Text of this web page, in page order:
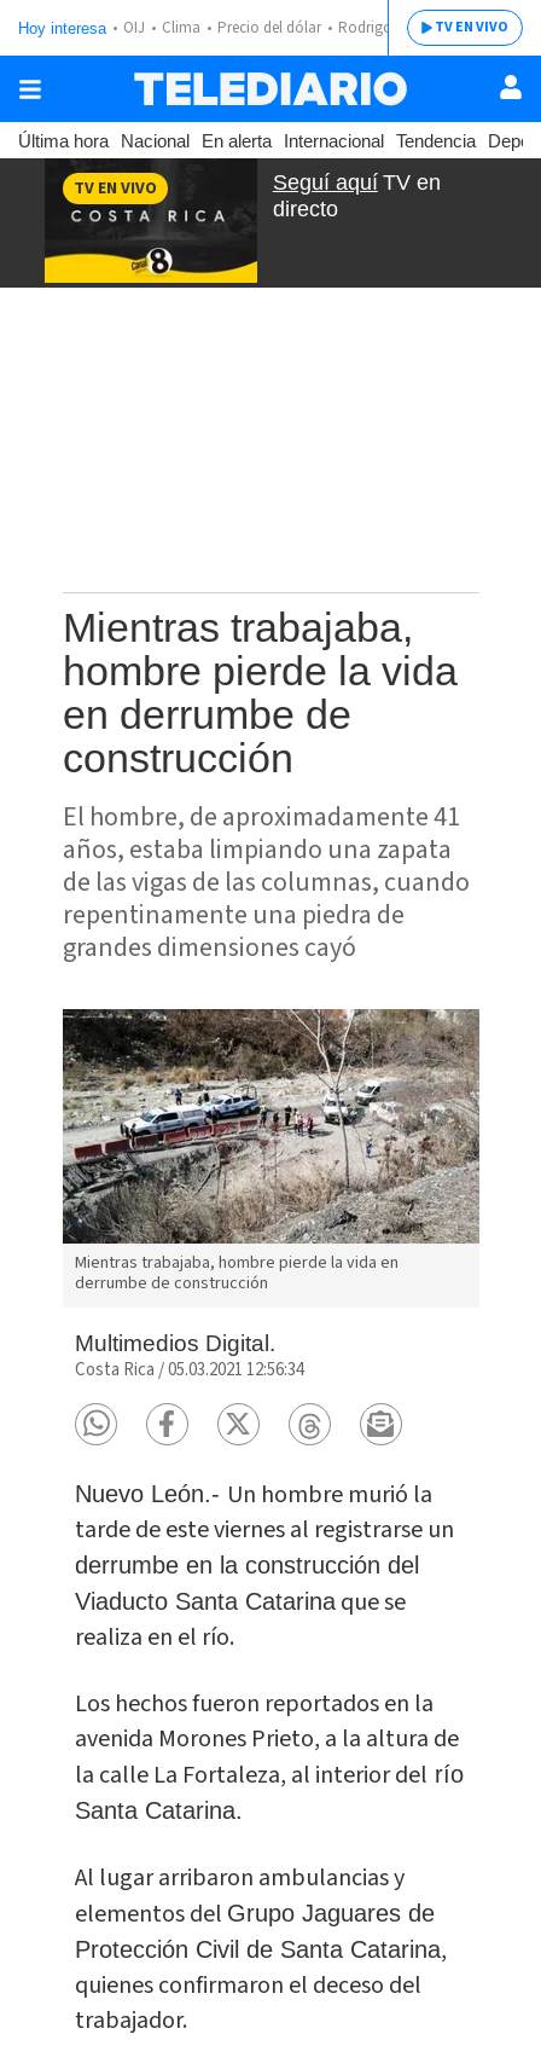
Hoy interesa OIJ Clima Precio del dólar Rodrigo ChavesTV EN VIVO
Última hora Nacional En alerta Internacional Tendencia
Seguí aquí TV en
directo
TV EN VIVO
Mientras trabajaba,
hombre pierde la vida
en derrumbe de
construcción
El hombre, de aproximadamente 41
años, estaba limpiando una zapata
de las vigas de las columnas, cuando
repentinamente una piedra de
grandes dimensiones cayó
Mientras trabajaba, hombre pierde la vida en
derrumbe de construcción
Multimedios Digital.
Costa Rica /05.03.2021 12:56:34
Nuevo León.- Un hombre murió la
tarde de este viernes al registrarse un
derrumbe en la construcción del
Viaducto Santa Catarinaque se
realiza en el río.
Los hechos fueron reportados en la
avenida Morones Prieto, a la altura de
la calle La Fortaleza, al interior del río
Santa Catarina.
Al lugar arribaron ambulancias y
elementos del Grupo Jaguares de
Protección Civil de Santa Catarina,
quienes confirmaron el deceso del
trabajador.